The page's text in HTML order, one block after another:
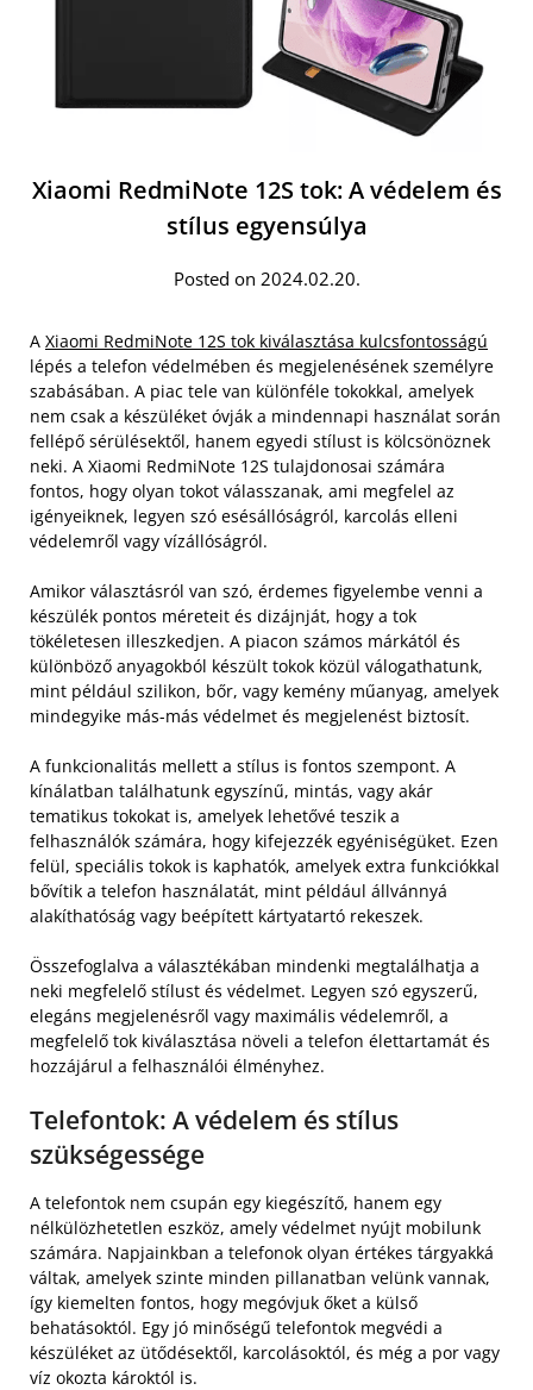
Xiaomi RedmiNote 12S tok: A védelem és
stílus egyensúlya
Posted on 2024.02.20.
A Xiaomi RedmiNote 12S tok kiválasztása kulcsfontosságú
lépés a telefon védelmében és megjelenésének személyre
szabásában. A piac tele van különféle tokokkal, amelyek
nem csak a készüléket óvják a mindennapi használat során
fellépő sérülésektől, hanem egyedi stílust is kölcsönöznek
neki. A Xiaomi RedmiNote 12S tulajdonosai számára
fontos, hogy olyan tokot válasszanak, ami megfelel az
igényeiknek, legyen szó esésállóságról, karcolás elleni
védelemről vagy vízállóságról.
Amikor választásról van szó, érdemes figyelembe venni a
készülék pontos méreteit és dizájnját, hogy a tok
tökéletesen illeszkedjen. A piacon számos márkától és
különböző anyagokból készült tokok közül válogathatunk,
mint például szilikon, bőr, vagy kemény műanyag, amelyek
mindegyike más-más védelmet és megjelenést biztosít.
A funkcionalitás mellett a stílus is fontos szempont. A
kínálatban találhatunk egyszínű, mintás, vagy akár
tematikus tokokat is, amelyek lehetővé teszik a
felhasználók számára, hogy kifejezzék egyéniségüket. Ezen
felül, speciális tokok is kaphatók, amelyek extra funkciókkal
bővítik a telefon használatát, mint például állvánnyá
alakíthatóság vagy beépített kártyatartó rekeszek.
Összefoglalva a választékában mindenki megtalálhatja a
neki megfelelő stílust és védelmet. Legyen szó egyszerű,
elegáns megjelenésről vagy maximális védelemről, a
megfelelő tok kiválasztása növeli a telefon élettartamát és
hozzájárul a felhasználói élményhez.
Telefontok: A védelem és stílus
szükségessége
A telefontok nem csupán egy kiegészítő, hanem egy
nélkülözhetetlen eszköz, amely védelmet nyújt mobilunk
számára. Napjainkban a telefonok olyan értékes tárgyakká
váltak, amelyek szinte minden pillanatban velünk vannak,
így kiemelten fontos, hogy megóvjuk őket a külső
behatásoktól. Egy jó minőségű telefontok megvédi a
készüléket az ütődésektől, karcolásoktól, és még a por vagy
víz okozta károktól is.